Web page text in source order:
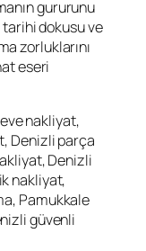
gururunu
tarihi dokusu ve
zorluklarını
eseri
nakliyat,
Denizli parça
Denizli
nakliyat,
Pamukkale
güvenli